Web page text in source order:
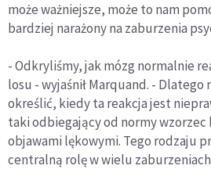
może ważniejsze, może to nam
bardziej narażony na zaburzenia
- Odkryliśmy, jak mózg normalnie
losu - wyjaśnił Marquand. - Dlatego
określić, kiedy ta reakcja jest
taki odbiegający od normy wzorzec
objawami lękowymi. Tego rodzaju
centralną rolę w wielu